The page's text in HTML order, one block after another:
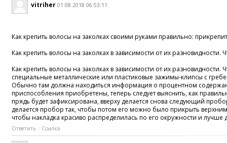
vitriher 01.08.2018 06:53:11
Как крепить волосы на заколках своими руками правильно:
Как крепить волосы на заколках в зависимости от их
Как крепить волосы на заколках в зависимости от их
специальные металлические или пластиковые зажимы-клипсы с
Обычно там должна находиться информация о процентном
приспособления приобретены, теперь следует выяснить, как
прядь будет зафиксирована, вверху делается снова следующий
делается пробор так, чтобы потом его можно было прикрыть
чтобы накладка красиво распределилась по его окружности и
Ответить Ссылка